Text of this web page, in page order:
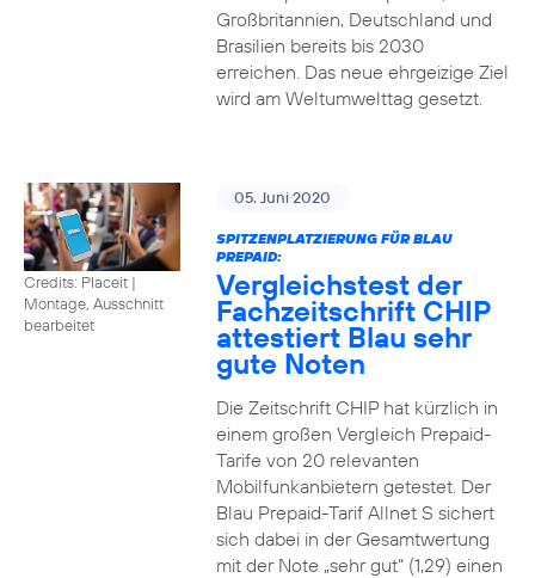
Großbritannien, Deutschland und
Brasilien bereits bis 2030
erreichen. Das neue ehrgeizige Ziel
wird am Weltumwelttag gesetzt.
Credits: Placeit |
Montage, Ausschnitt
bearbeitet
05. Juni 2020
SPITZENPLATZIERUNG FÜR BLAU
PREPAID:
Vergleichstest der
Fachzeitschrift CHIP
attestiert Blau sehr
gute Noten
Die Zeitschrift CHIP hat kürzlich in
einem großen Vergleich Prepaid-
Tarife von 20 relevanten
Mobilfunkanbietern getestet. Der
Blau Prepaid-Tarif Allnet S sichert
sich dabei in der Gesamtwertung
mit der Note „sehr gut“ (1,29) einen